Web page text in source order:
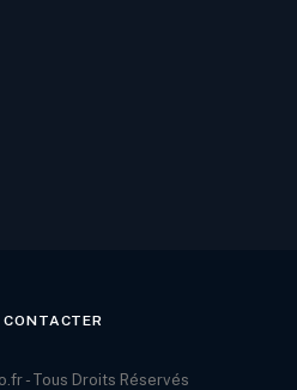
CONTACTER
- Tous Droits Réservés